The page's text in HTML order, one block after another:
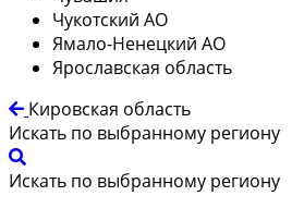
Чукотский АО
Ямало-Ненецкий АО
Ярославская область
Кировская область
Искать по выбранному региону
Искать по выбранному региону